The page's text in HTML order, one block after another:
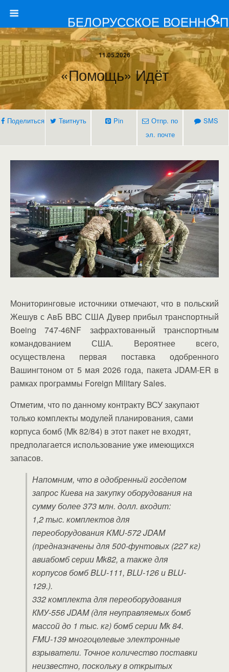
БЕЛОРУССКОЕ ВОЕННО-
11.05.2026
«Помощь» Идёт
Поделиться Твитнуть Pin
Отпр. по
эл. почте
SMS
Мониторинговые источники отмечают, что в польский
Жешув с АвБ ВВС США Дувер прибыл транспортный
Boeing 747-46NF зафрахтованный транспортным
командованием США. Вероятнее всего,
осуществлена первая поставка одобренного
Вашингтоном от 5 мая 2026 года, пакета JDAM-ER в
рамках программы Foreign Military Sales.
Отметим, что по данному контракту ВСУ закупают
только комплекты модулей планирования, сами
корпуса бомб (Mk 82/84) в этот пакет не входят,
предполагается использование уже имеющихся
запасов.
Напомним, что в одобренный госдепом
запрос Киева на закупку оборудования на
сумму более 373 млн. долл. входит:
1,2 тыс. комплектов для
переоборудования KMU-572 JDAM
(предназначены для 500-фунтовых (227 кг)
авиабомб серии Mk82, а также для
корпусов бомб BLU-111, BLU-126 и BLU-
129.).
332 комплекта для переоборудования
КМУ-556 JDAM (для неуправляемых бомб
массой до 1 тыс. кг) бомб серии Mk 84.
FMU-139 многоцелевые электронные
взрыватели. Точное количество поставки
неизвестно, поскольку в открытых